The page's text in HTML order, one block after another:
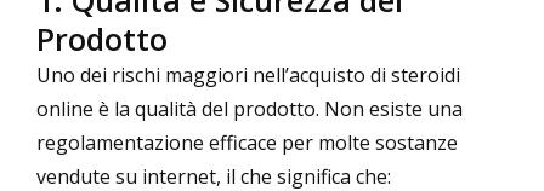
Prodotto
Uno dei rischi maggiori nell’acquisto di steroidi
online è la qualità del prodotto. Non esiste una
regolamentazione efficace per molte sostanze
vendute su internet, il che significa che: